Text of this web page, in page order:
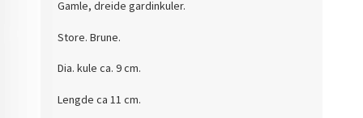
Gamle, dreide gardinkuler.
Store. Brune.
Dia. kule ca. 9 cm.
Lengde ca 11 cm.